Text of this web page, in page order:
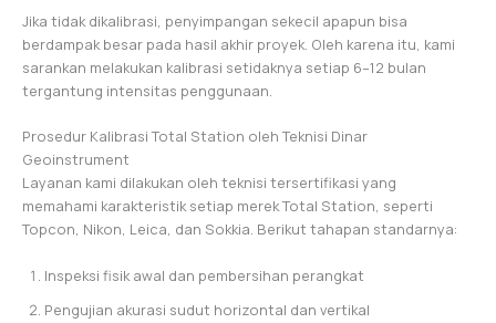
Jika tidak dikalibrasi, penyimpangan sekecil apapun bisa
berdampak besar pada hasil akhir proyek. Oleh karena itu, kami
sarankan melakukan kalibrasi setidaknya setiap 6–12 bulan
tergantung intensitas penggunaan.
Prosedur Kalibrasi Total Station oleh Teknisi Dinar
Geoinstrument
Layanan kami dilakukan oleh teknisi tersertifikasi yang
memahami karakteristik setiap merek Total Station, seperti
Topcon, Nikon, Leica, dan Sokkia. Berikut tahapan standarnya:
Inspeksi fisik awal dan pembersihan perangkat
Pengujian akurasi sudut horizontal dan vertikal